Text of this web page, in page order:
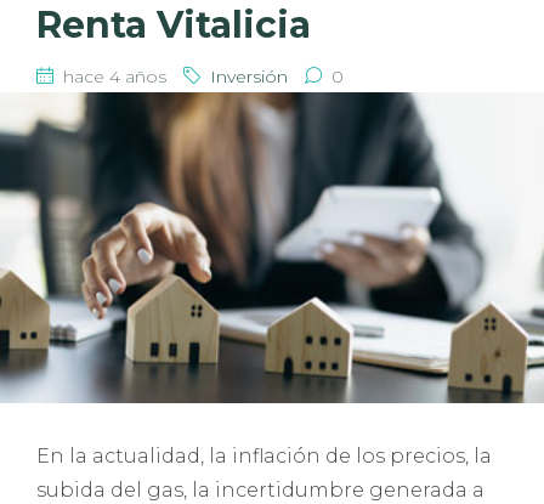
Renta Vitalicia
hace 4 años Inversión 0
En la actualidad, la inflación de los precios, la
subida del gas, la incertidumbre generada a